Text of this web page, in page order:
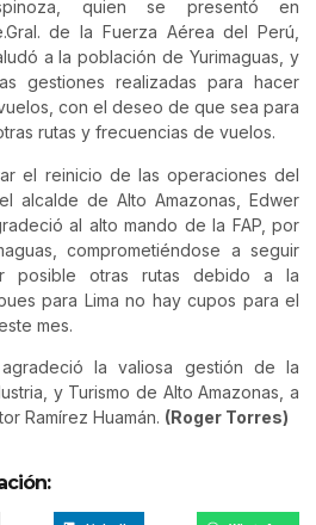
quien se presentó en
de la Fuerza Aérea del Perú,
a la población de Yurimaguas, y
gestiones realizadas para hacer
con el deseo de que sea para
rutas y frecuencias de vuelos.
el reinicio de las operaciones del
alcalde de Alto Amazonas, Edwer
al alto mando de la FAP, por
comprometiéndose a seguir
posible otras rutas debido a la
para Lima no hay cupos para el
mes.
la valiosa gestión de la
y Turismo de Alto Amazonas, a
Ramírez Huamán. (Roger Torres)